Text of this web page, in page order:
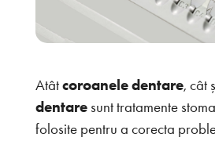
Atâtcoroanele dentare, cât
dentaresunt tratamente
folosite pentru a corecta